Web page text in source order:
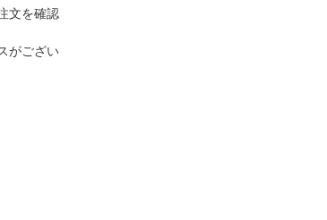
文を確認
がござい